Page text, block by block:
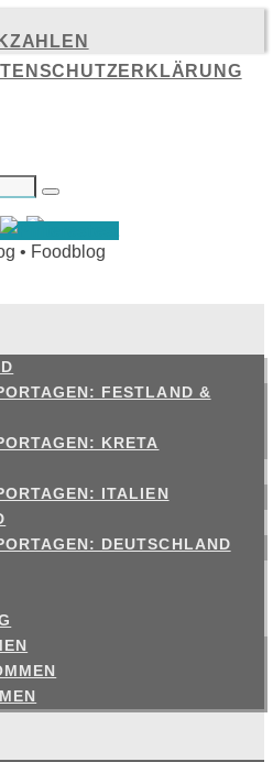
Suchen
FESTLAND &
KRETA
ITALIEN
DEUTSCHLAND